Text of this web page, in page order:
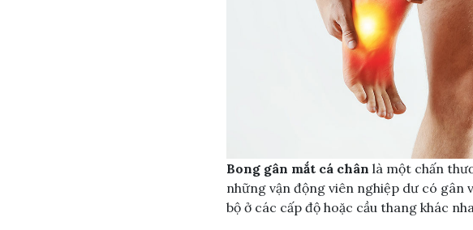
Bong gân mắt cá chân là một chấn
những vận động viên nghiệp dư có gân
bộ ở các cấp độ hoặc cầu thang khác